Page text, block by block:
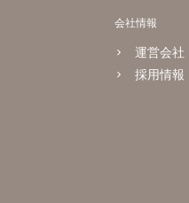
会社情報
運営会社
採用情報